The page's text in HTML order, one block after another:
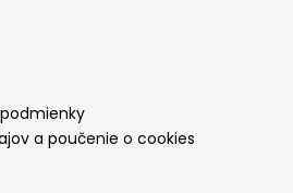
a poučenie o cookies